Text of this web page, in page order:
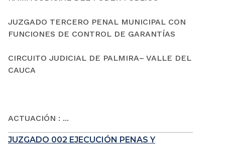
JUZGADO TERCERO PENAL MUNICIPAL CON
FUNCIONES DE CONTROL DE GARANTÍAS
CIRCUITO JUDICIAL DE PALMIRA– VALLE DEL
CAUCA
ACTUACIÓN : ...
JUZGADO 002 EJECUCIÓN PENAS Y